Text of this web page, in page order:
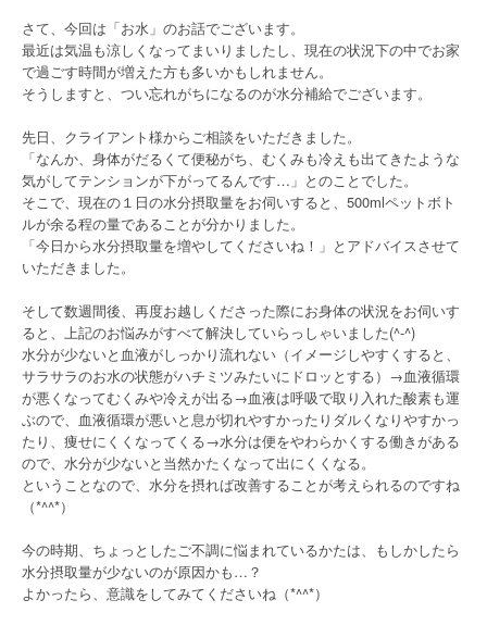
さて、今回は「お水」のお話でございます。
最近は気温も涼しくなってまいりましたし、現在の状況下の中でお家
で過ごす時間が増えた方も多いかもしれません。
そうしますと、つい忘れがちになるのが水分補給でございます。
先日、クライアント様からご相談をいただきました。
「なんか、身体がだるくて便秘がち、むくみも冷えも出てきたような
気がしてテンションが下がってるんです…」とのことでした。
そこで、現在の１日の水分摂取量をお伺いすると、500mlペットボト
ルが余る程の量であることが分かりました。
「今日から水分摂取量を増やしてくださいね！」とアドバイスさせて
いただきました。
そして数週間後、再度お越しくださった際にお身体の状況をお伺いす
ると、上記のお悩みがすべて解決していらっしゃいました(^-^)
水分が少ないと血液がしっかり流れない（イメージしやすくすると、
サラサラのお水の状態がハチミツみたいにドロッとする）→血液循環
が悪くなってむくみや冷えが出る→血液は呼吸で取り入れた酸素も運
ぶので、血液循環が悪いと息が切れやすかったりダルくなりやすかっ
たり、痩せにくくなってくる→水分は便をやわらかくする働きがある
ので、水分が少ないと当然かたくなって出にくくなる。
ということなので、水分を摂れば改善することが考えられるのですね
（*^^*）
今の時期、ちょっとしたご不調に悩まれているかたは、もしかしたら
水分摂取量が少ないのが原因かも…？
よかったら、意識をしてみてくださいね（*^^*）